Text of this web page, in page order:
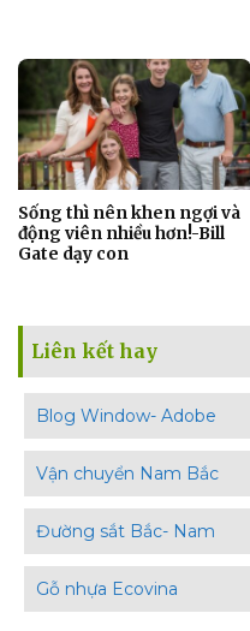
Sống thì nên khen ngợi và
động viên nhiều hơn!-Bill
Gate dạy con
Liên kết hay
Blog Window- Adobe
Vận chuyển Nam Bắc
Đường sắt Bắc- Nam
Gỗ nhựa Ecovina